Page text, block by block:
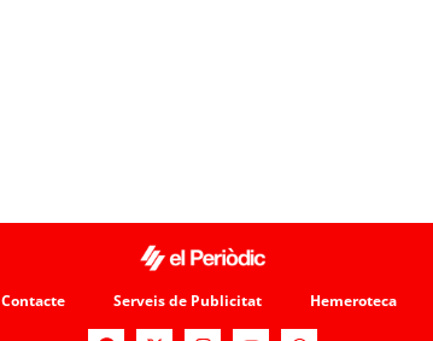
Contacte Serveis de Publicitat Hemeroteca